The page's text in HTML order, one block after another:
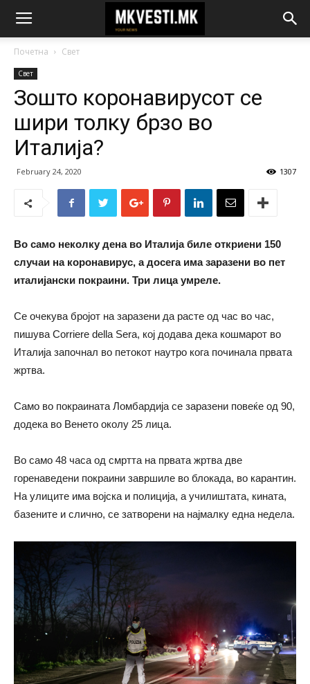
Почетна Свет
Свет
Зошто коронавирусот се
шири толку брзо во
Италија?
February 24, 2020 1307
Во само неколку дена во Италија биле откриени 150
случаи на коронавирус, а досега има заразени во пет
италијански покраини. Три лица умреле.
Се очекува бројот на заразени да расте од час во час,
пишува Corriere della Sera, кој додава дека кошмарот во
Италија започнал во петокот наутро кога починала првата
жртва.
Само во покраината Ломбардија се заразени повеќе од 90,
додека во Венето околу 25 лица.
Во само 48 часа од смртта на првата жртва две
горенаведени покраини завршиле во блокада, во карантин.
На улиците има војска и полиција, а училиштата, кината,
базените и слично, се затворени на најмалку една недела.